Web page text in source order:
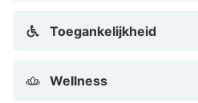
Toegankelijkheid
Wellness